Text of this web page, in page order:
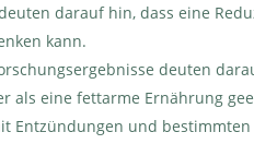
darauf hin, dass eine
kann.
deuten
als eine fettarme Ernährung
Entzündungen und